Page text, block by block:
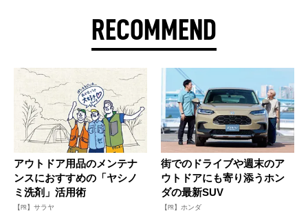
RECOMMEND
アウトドア用品のメンテナ
ンスにおすすめの「ヤシノ
ミ洗剤」活用術
【PR】サラヤ
街でのドライブや週末のア
ウトドアにも寄り添うホン
ダの最新SUV
【PR】ホンダ